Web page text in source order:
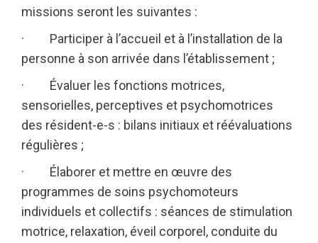
missions seront les suivantes :
· Participer à l’accueil et à l’installation de la
personne à son arrivée dans l’établissement ;
· Évaluer les fonctions motrices,
sensorielles, perceptives et psychomotrices
des résident-e-s : bilans initiaux et réévaluations
régulières ;
· Élaborer et mettre en œuvre des
programmes de soins psychomoteurs
individuels et collectifs : séances de stimulation
motrice, relaxation, éveil corporel, conduite du